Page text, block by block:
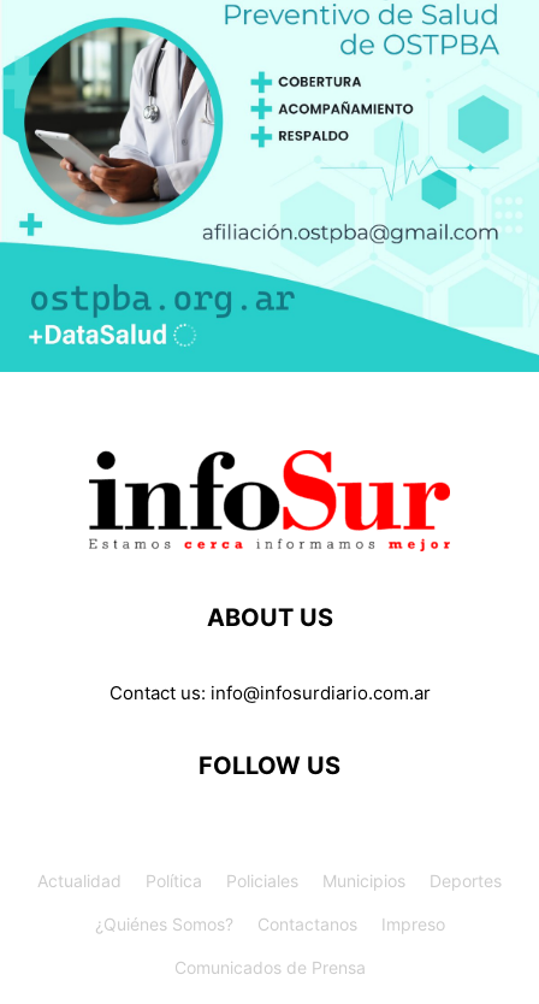
ABOUT US
Contact us: info@infosurdiario.com.ar
FOLLOW US
Actualidad Política Policiales Municipios Deportes
¿Quiénes Somos? Contactanos Impreso
Comunicados de Prensa